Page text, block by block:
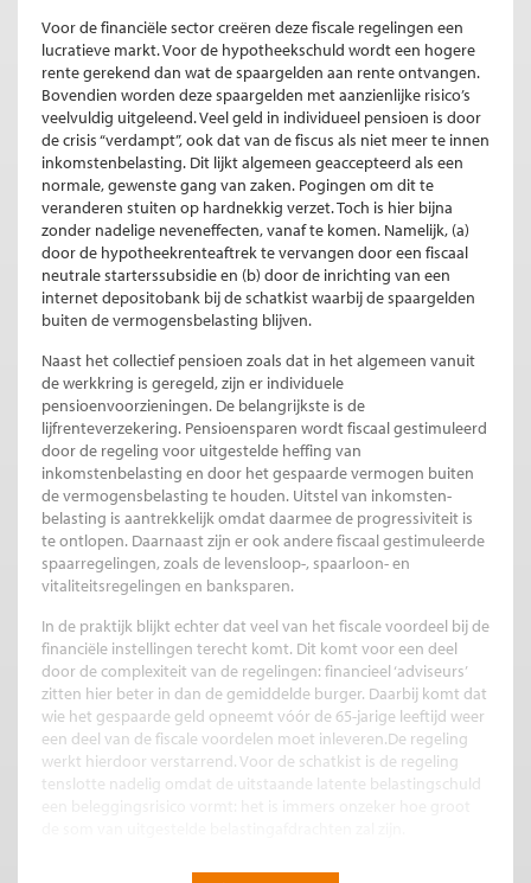
Voor de financiële sector creëren deze fiscale regelingen een
lucratieve markt. Voor de hypotheekschuld wordt een hogere
rente gerekend dan wat de spaargelden aan rente ontvangen.
Bovendien worden deze spaargelden met aanzienlijke risico’s
veelvuldig uitgeleend. Veel geld in individueel pensioen is door
de crisis “verdampt”, ook dat van de fiscus als niet meer te innen
inkomstenbelasting. Dit lijkt algemeen geaccepteerd als een
normale, gewenste gang van zaken. Pogingen om dit te
veranderen stuiten op hardnekkig verzet. Toch is hier bijna
zonder nadelige neveneffecten, vanaf te komen. Namelijk, (a)
door de hypotheekrenteaftrek te vervangen door een fiscaal
neutrale starterssubsidie en (b) door de inrichting van een
internet depositobank bij de schatkist waarbij de spaargelden
buiten de vermogensbelasting blijven.
Naast het collectief pensioen zoals dat in het algemeen vanuit
de werkkring is geregeld, zijn er individuele
pensioenvoorzieningen. De belangrijkste is de
lijfrenteverzekering. Pensioensparen wordt fiscaal gestimuleerd
door de regeling voor uitgestelde heffing van
inkomstenbelasting en door het gespaarde vermogen buiten
de vermogensbelasting te houden. Uitstel van inkomsten-
belasting is aantrekkelijk omdat daarmee de progressiviteit is
te ontlopen. Daarnaast zijn er ook andere fiscaal gestimuleerde
spaarregelingen, zoals de levensloop-, spaarloon- en
vitaliteitsregelingen en banksparen.
In de praktijk blijkt echter dat veel van het fiscale voordeel bij de
financiële instellingen terecht komt. Dit komt voor een deel
door de complexiteit van de regelingen: financieel ‘adviseurs’
zitten hier beter in dan de gemiddelde burger. Daarbij komt dat
wie het gespaarde geld opneemt vóór de 65-jarige leeftijd weer
een deel van de fiscale voordelen moet inleveren.De regeling
werkt hierdoor verstarrend. Voor de schatkist is de regeling
tenslotte nadelig omdat de uitstaande latente belastingschuld
Staatsobligaties op naam bij internet